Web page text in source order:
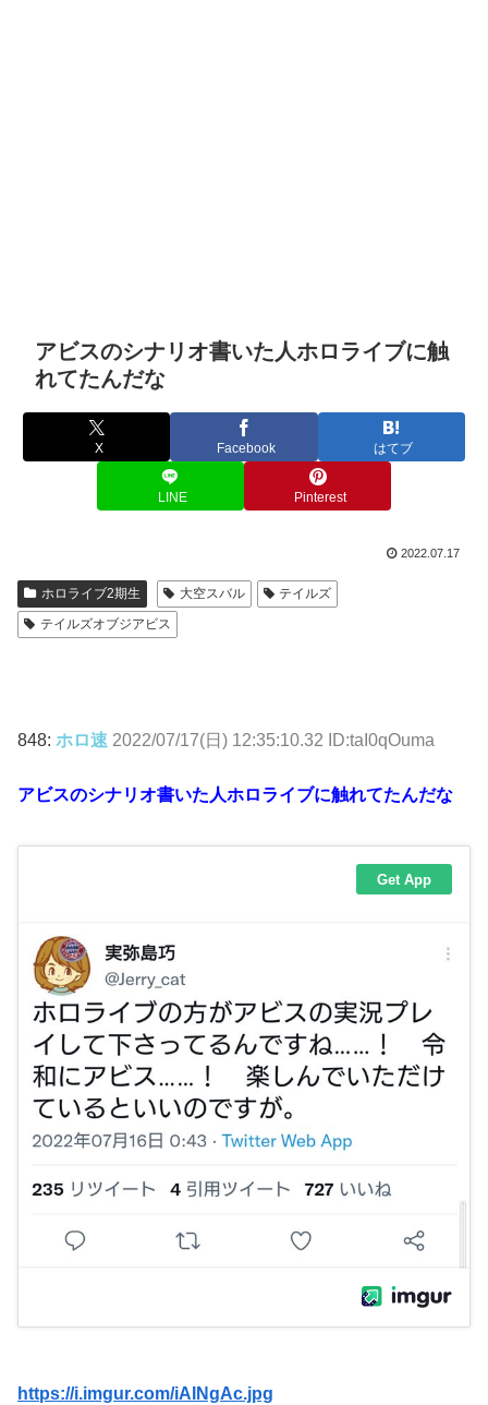
アビスのシナリオ書いた人ホロライブに触
れてたんだな
X Facebook はてブ
LINE Pinterest
2022.07.17
ホロライブ2期生 大空スバル
テイルズ
テイルズオブジアビス
848: ホロ速 2022/07/17(日) 12:35:10.32 ID:taI0qOuma
アビスのシナリオ書いた人ホロライブに触れてたんだな
https://i.imgur.com/iAINgAc.jpg